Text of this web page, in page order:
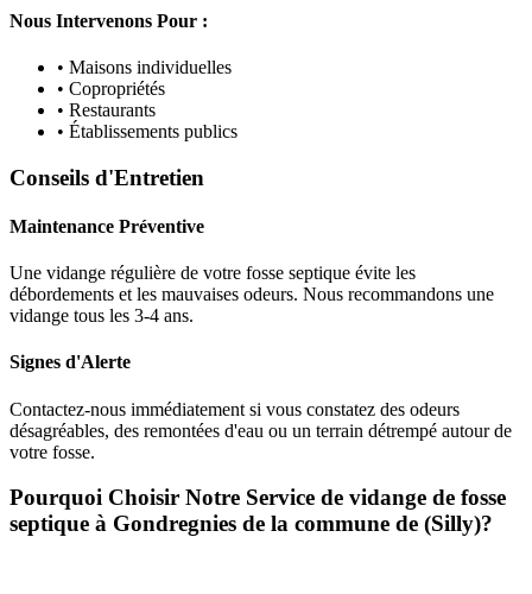
Nous Intervenons Pour :
• Maisons individuelles
• Copropriétés
• Restaurants
• Établissements publics
Conseils d'Entretien
Maintenance Préventive
Une vidange régulière de votre fosse septique évite les
débordements et les mauvaises odeurs. Nous recommandons une
vidange tous les 3-4 ans.
Signes d'Alerte
Contactez-nous immédiatement si vous constatez des odeurs
désagréables, des remontées d'eau ou un terrain détrempé autour de
votre fosse.
Pourquoi Choisir Notre Service de vidange de fosse
septique à Gondregnies de la commune de (Silly)?